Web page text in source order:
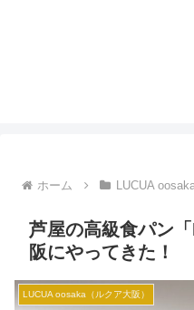
ホーム LUCUA
芦屋の高級食パン
阪にやってきた！
LUCUA oosaka（ルクア大阪）